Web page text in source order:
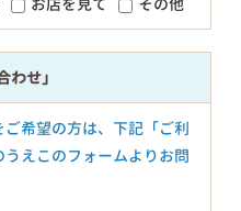
わせ」
希望の方は、下記「ご利
えこのフォームよりお問